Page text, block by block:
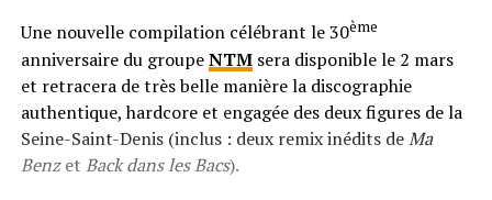
Une nouvelle compilation célébrant le 30ème
anniversaire du groupeNTMsera disponible le 2 mars
et retracera de très belle manière la discographie
authentique, hardcore et engagée des deux figures de la
Seine-Saint-Denis (inclus : deux remix inédits deMa
Benzet Back dans les Bacs).